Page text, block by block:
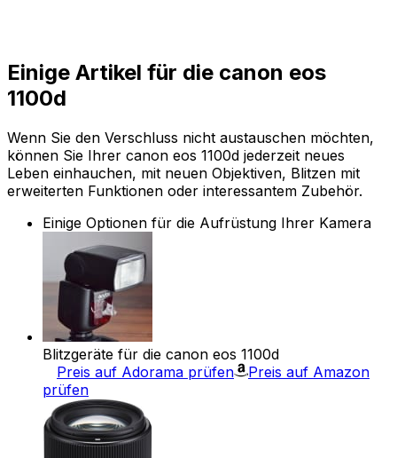
Einige Artikel für die canon eos
1100d
Wenn Sie den Verschluss nicht austauschen möchten,
können Sie Ihrer canon eos 1100d jederzeit neues
Leben einhauchen, mit neuen Objektiven, Blitzen mit
erweiterten Funktionen oder interessantem Zubehör.
Einige Optionen für die Aufrüstung Ihrer Kamera
Blitzgeräte für die canon eos 1100d
Preis auf Adorama prüfen
Preis auf Amazon
prüfen